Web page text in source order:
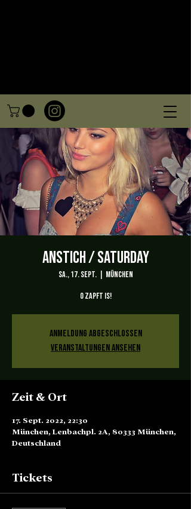
Anstich / Saturday
Sa., 17. Sept.
  |
München
O zapft is!
Anmeldung abgeschlossen
Veranstaltungen ansehen
Zeit & Ort
17. Sept. 2022, 22:30
München, Lenbachpl. 2A, 80333 München,
Deutschland
Tickets